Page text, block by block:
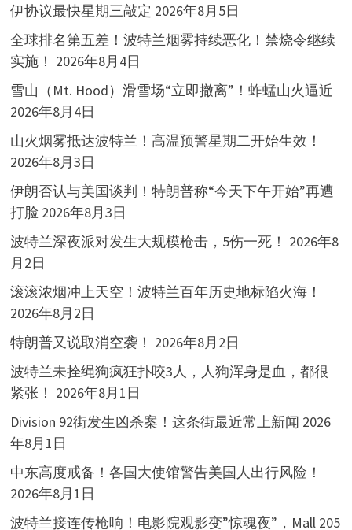
伊协议最快星期三敲定 2026年8月5日
全球排名第五差！波特兰烟雾持续恶化！禁烧令继续
实施！ 2026年8月4日
雪山（Mt. Hood）滑雪场“立即撤离”！蚱蜢山火逼近
2026年8月4日
山火烟雾抵达波特兰！高温预警星期二开始生效！
2026年8月3日
伊朗否认与美国谈判！特朗普称“今天下午开始”再遭
打脸 2026年8月3日
波特兰深夜派对发生大规模枪击，5伤一死！ 2026年8
月2日
滚滚浓烟冲上天空！波特兰百年历史地标陷火海！
2026年8月2日
特朗普又说取消空袭！ 2026年8月2日
波特兰未拴绳狗疯狂扑咬3人，人狗浑身是血，都很
紧张！ 2026年8月1日
Division 92街发生凶杀案！这条街最近常上新闻 2026
年8月1日
中东高度戒备！各国大使馆警告美国人出行风险！
2026年8月1日
波特兰接连传枪响！电影院观影变”惊魂夜”，Mall 205